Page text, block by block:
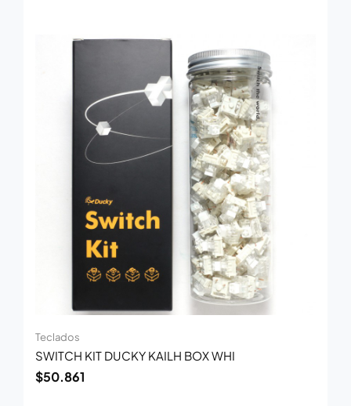
Teclados
SWITCH KIT DUCKY KAILH BOX WHI
$50.861